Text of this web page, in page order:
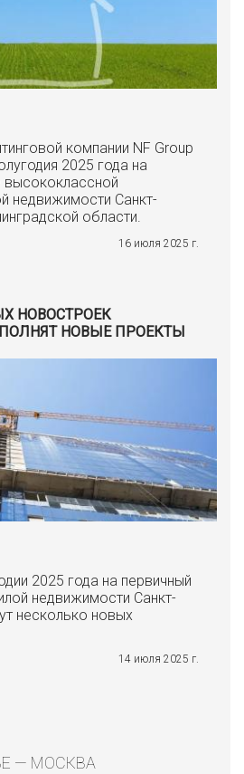
компании NF Group
2025 года на
высококлассной
недвижимости Санкт-
области.
16 июля 2025 г.
НОВОСТРОЕК
НОВЫЕ ПРОЕКТЫ
2025 года на первичный
недвижимости Санкт-
несколько новых
14 июля 2025 г.
— МОСКВА